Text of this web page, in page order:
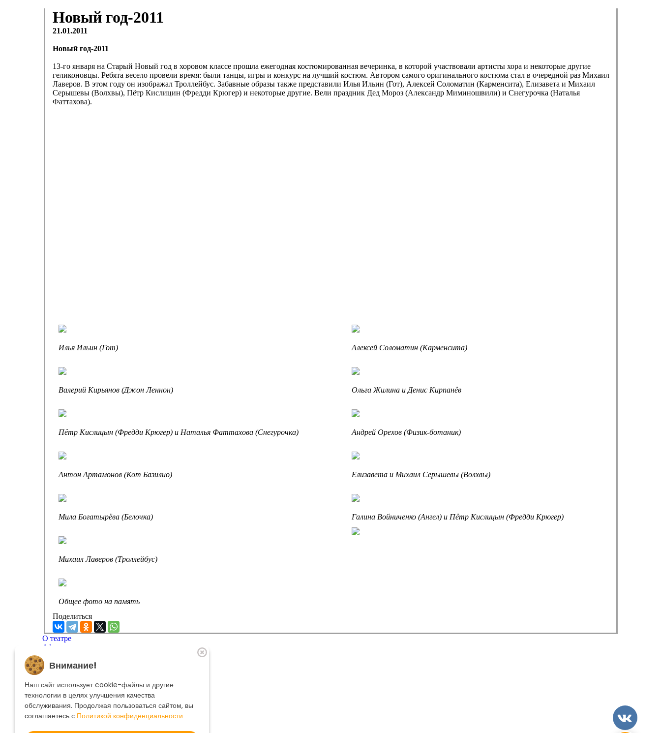
Новый год-2011
21.01.2011
Новый год-2011
13-го января на Старый Новый год в хоровом классе прошла ежегодная костюмированная вечеринка, в которой участвовали артисты хора и некоторые другие
геликоновцы. Ребята весело провели время: были танцы, игры и конкурс на лучший костюм. Автором самого оригинального костюма стал в очередной раз Михаил
Лаверов. В этом году он изображал Троллейбус. Забавные образы также представили Илья Ильин (Гот), Алексей Соломатин (Карменсита), Елизавета и Михаил
Серышевы (Волхвы), Пётр Кислицин (Фредди Крюгер) и некоторые другие. Вели праздник Дед Мороз (Александр Миминошвили) и Снегурочка (Наталья
Фаттахова).
Илья Ильин (Гот) Алексей Соломатин (Карменсита)
Валерий Кирьянов (Джон Леннон) Ольга Жилина и Денис Кирпанёв
Пётр Кислицын (Фредди Крюгер) и Наталья Фаттахова (Снегурочка) Андрей Орехов (Физик-ботаник)
Антон Артамонов (Кот Базилио) Елизавета и Михаил Серышевы (Волхвы)
Мила Богатырёва (Белочка) Галина Войниченко (Ангел) и Пётр Кислицын (Фредди Крюгер)
Михаил Лаверов (Троллейбус)
Общее фото на память
Поделиться
О театре
Афиша
Артисты
Меценатам
Контакты
Касса театра
8 495 250-22-22
Форма поиска
Поиск
Внимание!
Наш сайт использует cookie-файлы и другие
технологии в целях улучшения качества
обслуживания. Продолжая пользоваться сайтом, вы
соглашаетесь с Политикой конфиденциальности